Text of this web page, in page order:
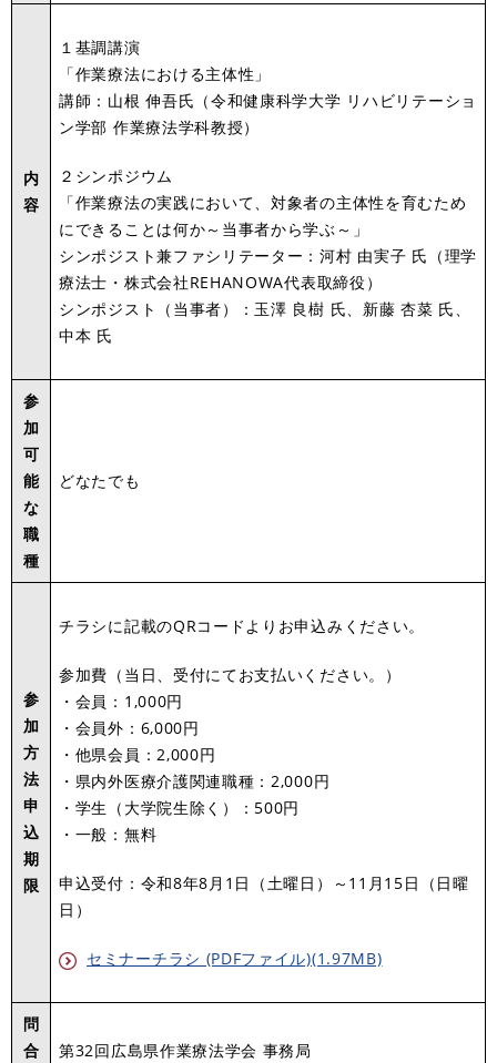
内
容
１基調講演
「作業療法における主体性」
講師：山根 伸吾氏（令和健康科学大学 リハビリテーショ
ン学部 作業療法学科教授）
２シンポジウム
「作業療法の実践において、対象者の主体性を育むため
にできることは何か～当事者から学ぶ～」
シンポジスト兼ファシリテーター：河村 由実子 氏（理学
療法士・株式会社REHANOWA代表取締役）
シンポジスト（当事者）：玉澤 良樹 氏、新藤 杏菜 氏、
中本 氏
参
加
可
能
な
職
種
どなたでも
参
加
方
法
申
込
期
限
チラシに記載のQRコードよりお申込みください。
参加費（当日、受付にてお支払いください。）
・会員：1,000円
・会員外：6,000円
・他県会員：2,000円
・県内外医療介護関連職種：2,000円
・学生（大学院生除く）：500円
・一般：無料
申込受付：令和8年8月1日（土曜日）～11月15日（日曜
日）
セミナーチラシ (PDFファイル)(1.97MB)
問
合
第32回広島県作業療法学会 事務局